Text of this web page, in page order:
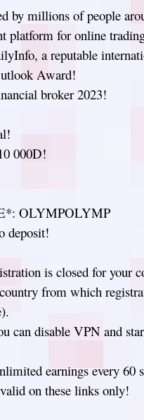
by millions of people
platform for online
a reputable
Award!
broker 2023!
000D!
OLYMPOLYMP
deposit!
is closed for your
from which
can disable VPN and
earnings every 60
on these links only!